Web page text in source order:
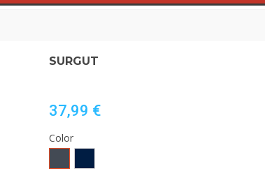
SURGUT
37,99 €
Color